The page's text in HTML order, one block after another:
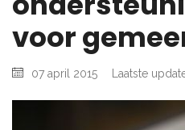
voor
07 april 2015 Laatste